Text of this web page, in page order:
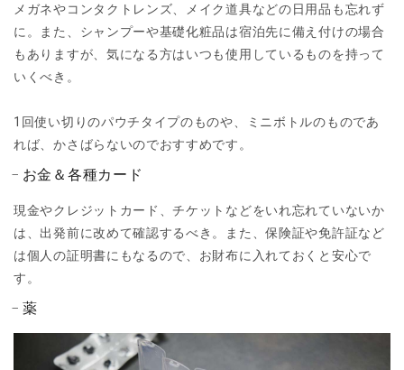
メガネやコンタクトレンズ、メイク道具などの日用品も忘れず
に。また、シャンプーや基礎化粧品は宿泊先に備え付けの場合
もありますが、気になる方はいつも使用しているものを持って
いくべき。
1回使い切りのパウチタイプのものや、ミニボトルのものであ
れば、かさばらないのでおすすめです。
お金＆各種カード
現金やクレジットカード、チケットなどをいれ忘れていないか
は、出発前に改めて確認するべき。また、保険証や免許証など
は個人の証明書にもなるので、お財布に入れておくと安心で
す。
薬